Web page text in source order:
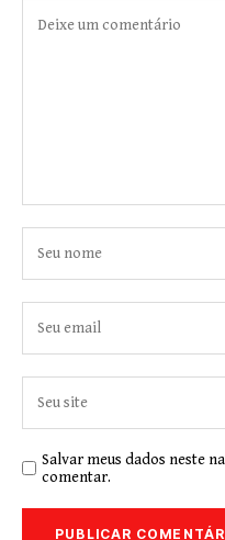
Salvar meus dados neste
comentar.